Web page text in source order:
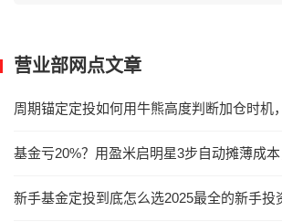
营业部网点文章
新手基金定投到底怎么选2025最全的新手投